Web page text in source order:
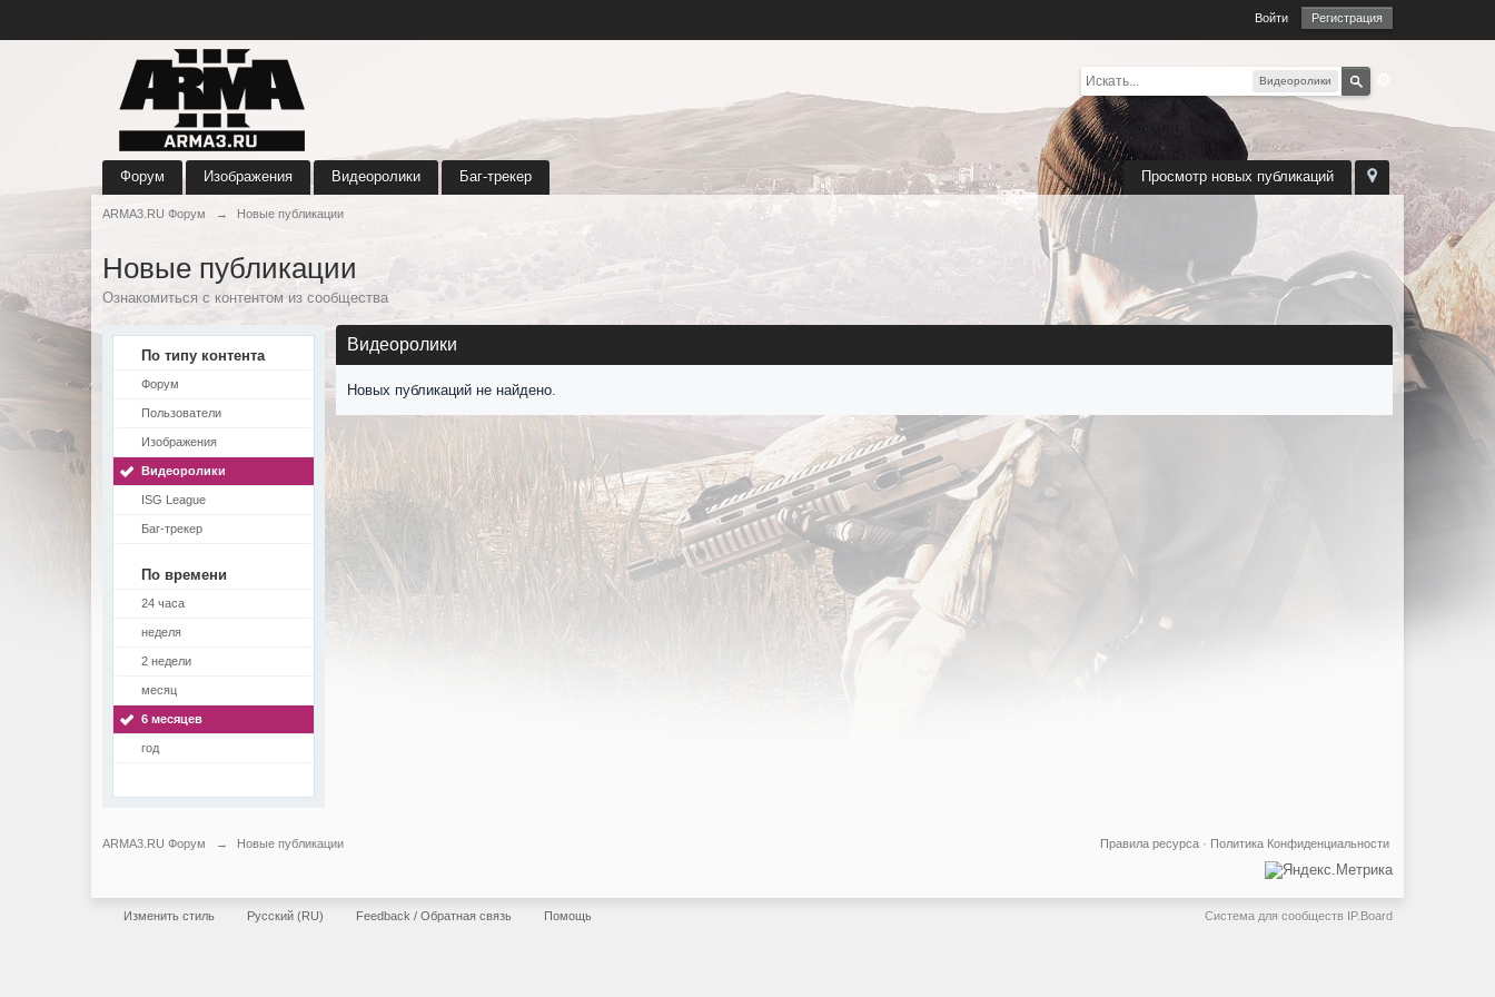
Войти Регистрация
Видеоролики
Просмотр новых публикаций
Форум Изображения Видеоролики Баг-трекер
ARMA3.RU Форум → Новые публикации
Новые публикации
Ознакомиться с контентом из сообщества
По типу контента
Форум
Пользователи
Изображения
Видеоролики
ISG League
Баг-трекер
По времени
24 часа
неделя
2 недели
месяц
6 месяцев
год
Видеоролики
Новых публикаций не найдено.
ARMA3.RU Форум → Новые публикации Политика Конфиденциальности
Правила ресурса ·
Изменить стиль Русский (RU) Feedback / Обратная связь Помощь Система для сообществ IP.Board